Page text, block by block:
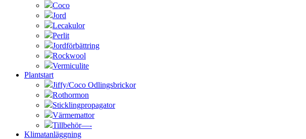
Coco
Jord
Lecakulor
Perlit
Jordförbättring
Rockwool
Vermiculite
Plantstart
Jiffy/Coco Odlingsbrickor
Rothormon
Sticklingpropagator
Värmemattor
Tillbehör—-
Klimatanläggning